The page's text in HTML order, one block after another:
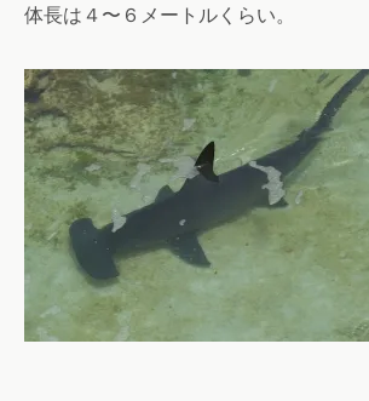
体長は４〜６メートルくらい。